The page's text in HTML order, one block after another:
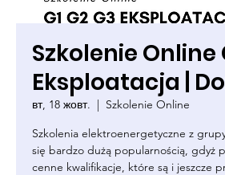
Szkolenie Online
Eksploatacja |
вт, 18 жовт.
  |
Szkolenie Online
Szkolenia elektroenergetyczne z
się bardzo dużą popularnością, gdyż
cenne kwalifikacje, które są i jeszcze